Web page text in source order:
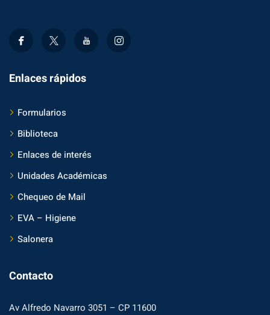
Enlaces rápidos
Formularios
Biblioteca
Enlaces de interés
Unidades Académicas
Chequeo de Mail
EVA – Higiene
Salonera
Contacto
Av Alfredo Navarro 3051 – CP 11600